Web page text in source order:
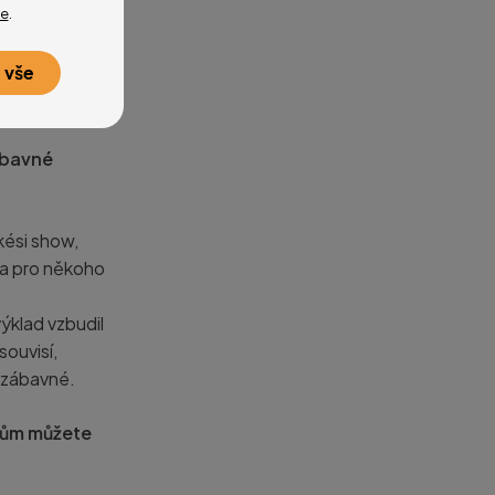
a asi
sebe.
show,
pro někoho
vzbudil
můžete
.